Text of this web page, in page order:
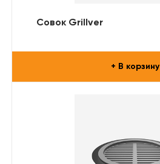
Совок Grillver
+ В корзину